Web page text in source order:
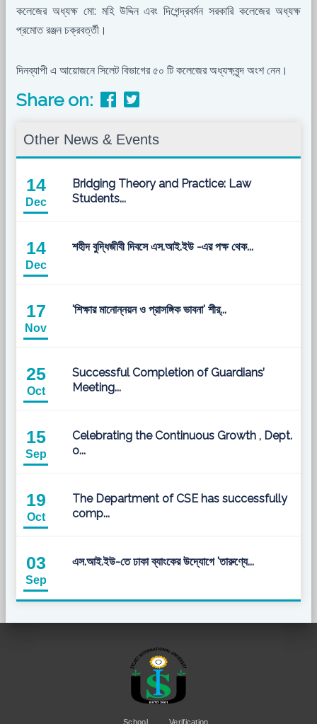
কলেজের অধ্যক্ষ মো: মহি উদ্দিন এবং দিগেন্দ্রবর্মন সরকারি কলেজের অধ্যক্ষ
প্রমোত রঞ্জন চক্রবর্ত্তী।
দিনব্যাপী এ আয়োজনে সিলেট বিভাগের ৫০ টি কলেজের অধ্যক্ষবৃন্দ অংশ নেন।
Share on:
Other News & Events
14
Dec
Bridging Theory and Practice: Law
Students...
14
Dec
শহীদ বুদ্ধিজীবী দিবসে এস.আই.ইউ -এর পক্ষ থেক...
17
Nov
'শিক্ষার মানোন্নয়ন ও প্রাসঙ্গিক ভাবনা' শীর্...
25
Oct
Successful Completion of Guardians’
Meeting...
15
Sep
Celebrating the Continuous Growth , Dept.
o...
19
Oct
The Department of CSE has successfully
comp...
03
Sep
এস.আই.ইউ-তে ঢাকা ব্যাংকের উদ্যোগে 'তারুণ্যে...
School Verification